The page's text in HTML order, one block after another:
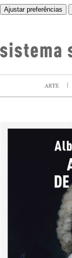
Ajustar preferências